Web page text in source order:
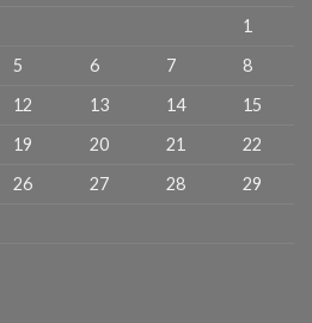
1
5 6 7
8
12 13 14
15
19 20 21
22
26 27 28
29